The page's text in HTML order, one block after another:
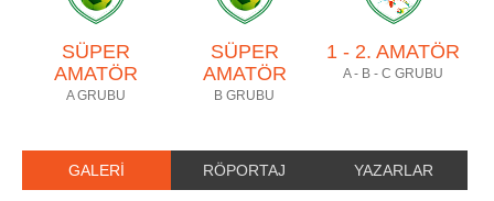
SÜPER
AMATÖR
A GRUBU
SÜPER
AMATÖR
B GRUBU
1 - 2. AMATÖR
A - B - C GRUBU
GALERİ RÖPORTAJ YAZARLAR